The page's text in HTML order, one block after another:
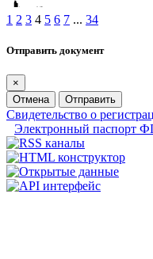
1 2 3 4 5 6 7 ... 34
Отправить документ
×
Отмена
Отправить
Свидетельство о
Электронный паспорт